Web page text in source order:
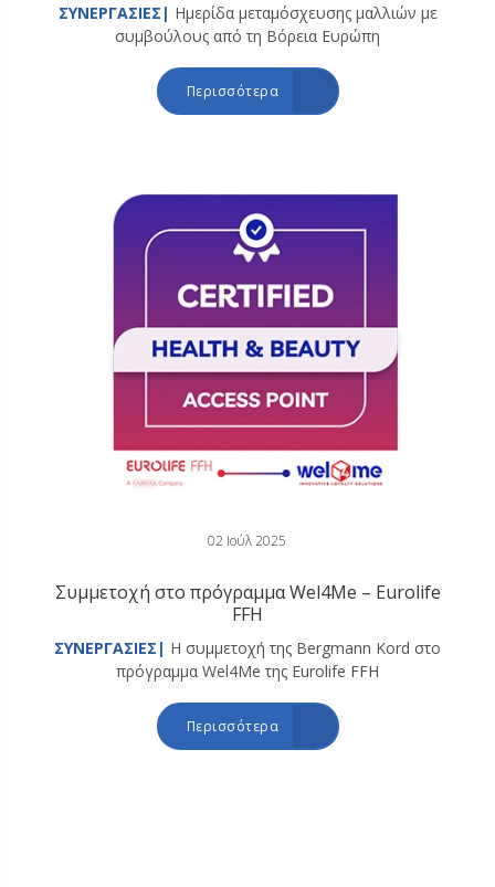
ΣΥΝΕΡΓΑΣΙΕΣ| Ημερίδα μεταμόσχευσης μαλλιών με
συμβούλους από τη Βόρεια Ευρώπη
Περισσότερα
02 Ιούλ 2025
Συμμετοχή στο πρόγραμμα Wel4Me – Eurolife
FFH
ΣΥΝΕΡΓΑΣΙΕΣ| Η συμμετοχή της Bergmann Kord στο
πρόγραμμα Wel4Me της Eurolife FFH
Περισσότερα